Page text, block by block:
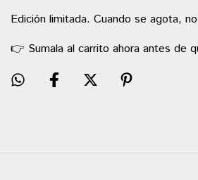
Edición limitada. Cuando se agota,
👉 Sumala al carrito ahora antes de